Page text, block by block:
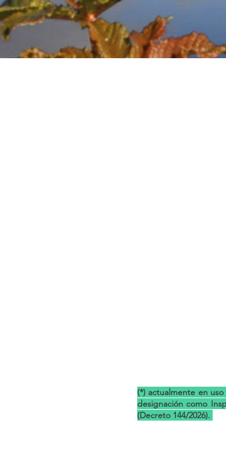
(*) actualmente en
designación como
(Decreto 144/2026).